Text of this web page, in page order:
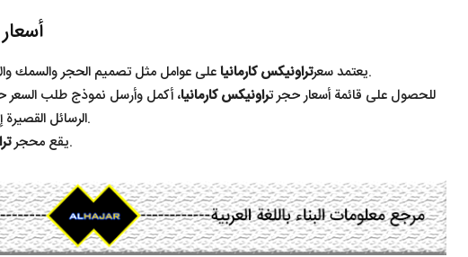
يعتمد سعرتراونیکس کارمانیا
على عوامل مثل تصميم الحجر والسمك والأبعاد الحجرية وجودة معالجة الحجر.
للحصول على قائمة أسعار حجر تراونیکس کارمانیا، أكمل وأرسل نموذج طلب السعر
الرسائل.
يقع محجرفي مقاطعة كرمان.